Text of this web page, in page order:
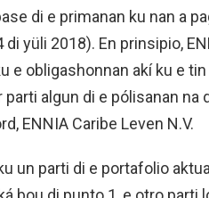
di e primanan ku nan a
yüli 2018). En prinsipio,
e obligashonnan akí ku e
algun di e pólisanan na
ENNIA Caribe Leven N.V.
un parti di e portafolio